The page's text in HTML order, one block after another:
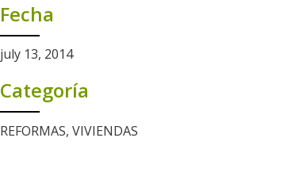
Fecha
july 13, 2014
Categoría
REFORMAS, VIVIENDAS